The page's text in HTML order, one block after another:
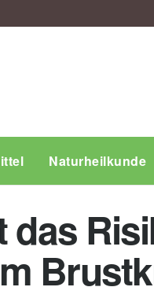
Naturheilkunde